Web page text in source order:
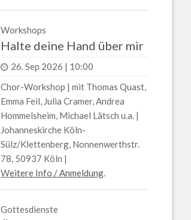
Workshops
Halte deine Hand über mir
26. Sep 2026 | 10:00
Chor-Workshop | mit Thomas Quast,
Emma Feil, Julia Cramer, Andrea
Hommelsheim, Michael Lätsch u.a. |
Johanneskirche Köln-
Sülz/Klettenberg, Nonnenwerthstr.
78, 50937 Köln |
Weitere Info / Anmeldung.
Gottesdienste